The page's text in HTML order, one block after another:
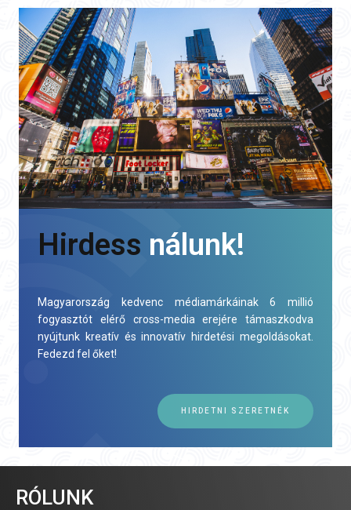
Hirdess nálunk!
Magyarország kedvenc médiamárkáinak 6 millió
fogyasztót elérő cross-media erejére támaszkodva
nyújtunk kreatív és innovatív hirdetési megoldásokat.
Fedezd fel őket!
HIRDETNI SZERETNÉK
RÓLUNK